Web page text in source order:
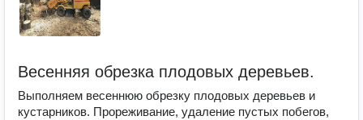
Весенняя обрезка плодовых деревьев.
Выполняем весеннюю обрезку плодовых деревьев и
кустарников. Прореживание, удаление пустых побегов,